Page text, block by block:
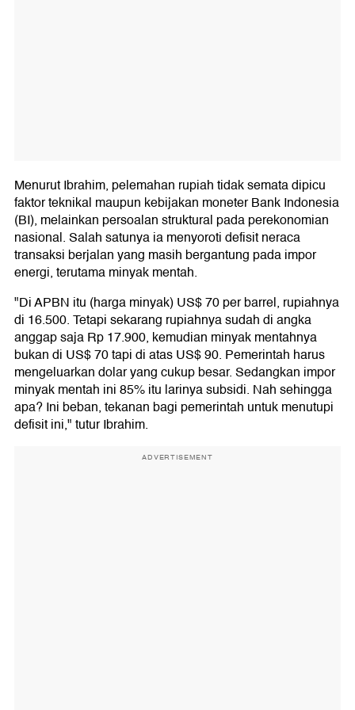
Menurut Ibrahim, pelemahan rupiah tidak semata dipicu
faktor teknikal maupun kebijakan moneter Bank Indonesia
(BI), melainkan persoalan struktural pada perekonomian
nasional. Salah satunya ia menyoroti defisit neraca
transaksi berjalan yang masih bergantung pada impor
energi, terutama minyak mentah.
"Di APBN itu (harga minyak) US$ 70 per barrel, rupiahnya
di 16.500. Tetapi sekarang rupiahnya sudah di angka
anggap saja Rp 17.900, kemudian minyak mentahnya
bukan di US$ 70 tapi di atas US$ 90. Pemerintah harus
mengeluarkan dolar yang cukup besar. Sedangkan impor
minyak mentah ini 85% itu larinya subsidi. Nah sehingga
apa? Ini beban, tekanan bagi pemerintah untuk menutupi
defisit ini," tutur Ibrahim.
ADVERTISEMENT